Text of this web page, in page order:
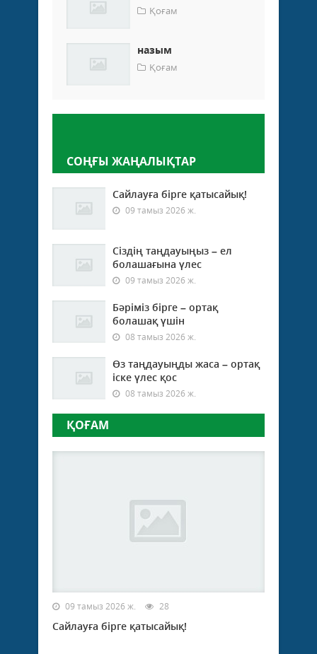
Қоғам
назым
Қоғам
СОҢҒЫ ЖАҢАЛЫҚТАР
Сайлауға бірге қатысайық!
09 тамыз 2026 ж.
Сіздің таңдауыңыз – ел
болашағына үлес
09 тамыз 2026 ж.
Бәріміз бірге – ортақ
болашақ үшін
08 тамыз 2026 ж.
Өз таңдауыңды жаса – ортақ
іске үлес қос
08 тамыз 2026 ж.
ҚОҒАМ
09 тамыз 2026 ж. 28
Сайлауға бірге қатысайық!